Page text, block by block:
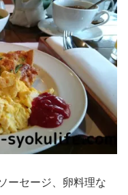
ーセージ、卵料理な